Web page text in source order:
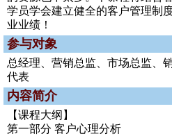
学员学会建立健全的客户管理制
业业绩！
参与对象
总经理、营销总监、市场总监、
代表
内容简介
【课程大纲】
第一部分 客户心理分析